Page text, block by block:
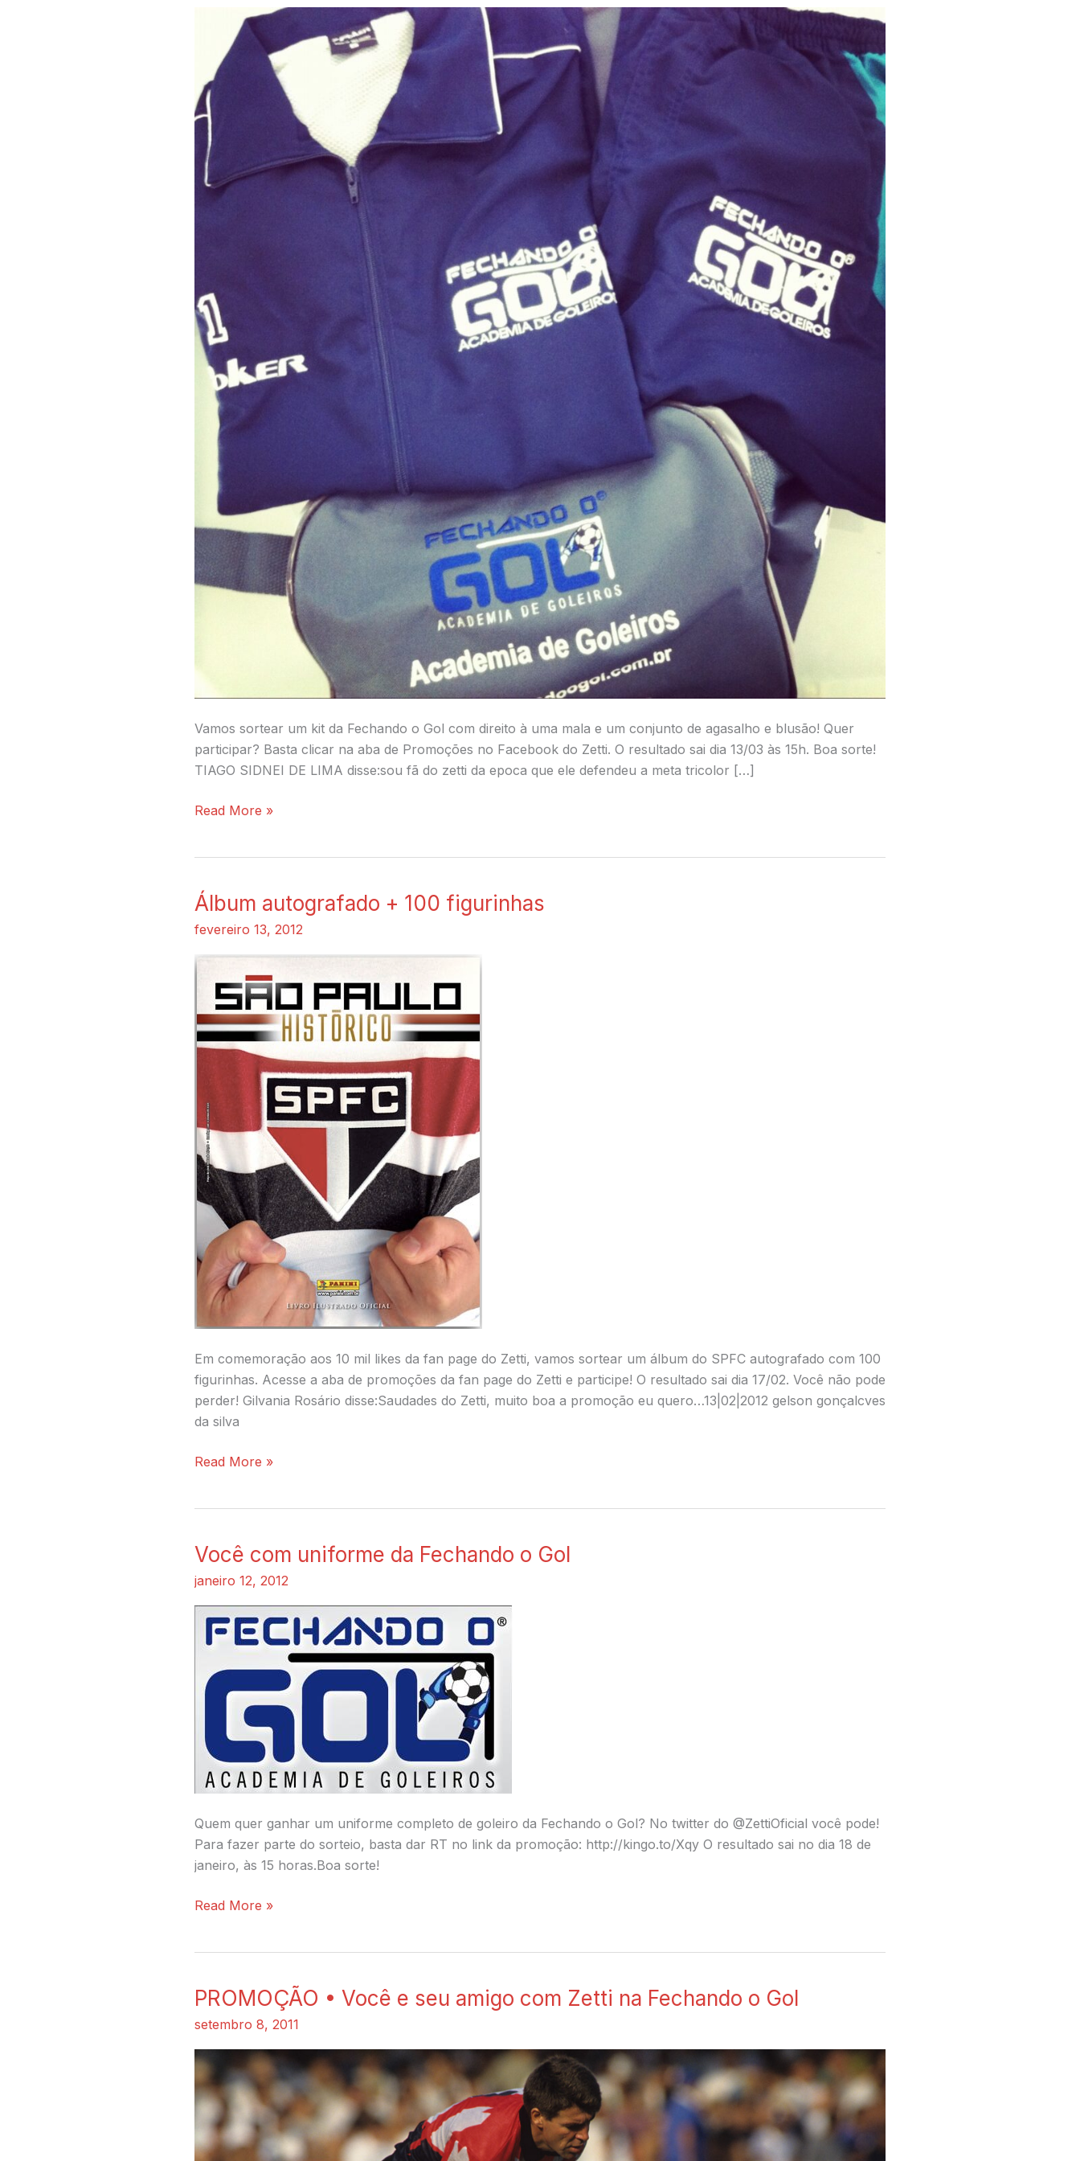
Vamos sortear um kit da Fechando o Gol com direito à uma mala e um conjunto de agasalho e blusão! Quer
participar? Basta clicar na aba de Promoções no Facebook do Zetti. O resultado sai dia 13/03 às 15h. Boa sorte!
TIAGO SIDNEI DE LIMA disse:sou fã do zetti da epoca que ele defendeu a meta tricolor […]
Fechando
Gol
Read More »
Álbum autografado + 100 figurinhas
fevereiro 13, 2012
Em comemoração aos 10 mil likes da fan page do Zetti, vamos sortear um álbum do SPFC autografado com 100
figurinhas. Acesse a aba de promoções da fan page do Zetti e participe! O resultado sai dia 17/02. Você não pode
perder! Gilvania Rosário disse:Saudades do Zetti, muito boa a promoção eu quero…13|02|2012 gelson gonçalcves
da silva
Álbum
100
figurinhas
Read More »
Você com uniforme da Fechando o Gol
janeiro 12, 2012
Quem quer ganhar um uniforme completo de goleiro da Fechando o Gol? No twitter do @ZettiOficial você pode!
Para fazer parte do sorteio, basta dar RT no link da promoção: http://kingo.to/Xqy O resultado sai no dia 18 de
janeiro, às 15 horas.Boa sorte!
Você
uniforme
da
Fechando
Gol
Read More »
PROMOÇÃO • Você e seu amigo com Zetti na Fechando o Gol
setembro 8, 2011
PROMOÇÃO
e
seu
amigo
com
Zetti